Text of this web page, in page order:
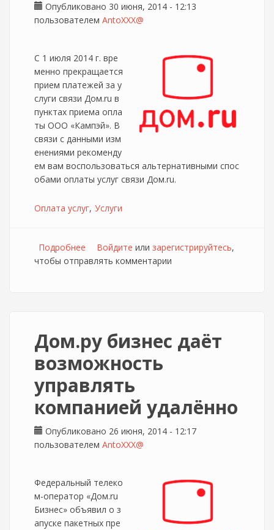
Опубликовано 30 июня, 2014 - 12:13
пользователем AntoXXX@
С 1 июля 2014 г. вре
менно прекращается
прием платежей за у
слуги связи Дом.ru в
пунктах приема опла
ты ООО «Кампэй». В
связи с данными изм
енениями рекоменду
ем вам воспользоваться альтернативными спос
обами оплаты услуг связи Дом.ru.
Оплата услуг Услуги
Подробнее о Дом.ру временно прекращает приём
платежей через систему "КАМПЭЙ"
Войдите или зарегистрируйтесь,
чтобы отправлять комментарии
Дом.ру бизнес даёт
возможность
управлять
компанией удалённо
Опубликовано 26 июня, 2014 - 12:17
пользователем AntoXXX@
Федеральный телеко
м-оператор «Дом.ru
Бизнес» объявил о з
апуске пакетных пре